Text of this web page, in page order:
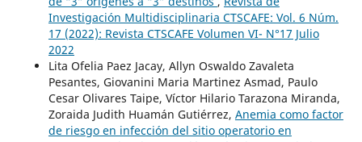
Investigación Multidisciplinaria CTSCAFE: Vol. 6 Núm.
17 (2022): Revista CTSCAFE Volumen VI- N°17 Julio
2022
Lita Ofelia Paez Jacay, Allyn Oswaldo Zavaleta
Pesantes, Giovanini Maria Martinez Asmad, Paulo
Cesar Olivares Taipe, Víctor Hilario Tarazona Miranda,
Zoraida Judith Huamán Gutiérrez, Anemia como factor
de riesgo en infección del sitio operatorio en